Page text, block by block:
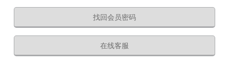
找回会员密码
在线客服